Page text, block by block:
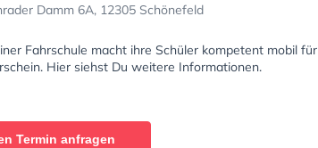
Damm 6A, 12305 Schönefeld
Fahrschule macht ihre Schüler kompetent mobil für
Hier siehst Du weitere Informationen.
Termin anfragen